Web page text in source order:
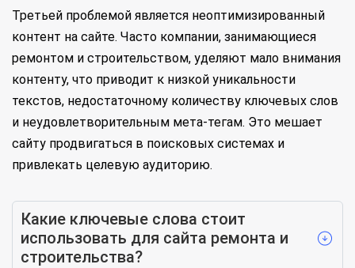
Третьей проблемой является неоптимизированный
контент на сайте. Часто компании, занимающиеся
ремонтом и строительством, уделяют мало внимания
контенту, что приводит к низкой уникальности
текстов, недостаточному количеству ключевых слов
и неудовлетворительным мета-тегам. Это мешает
сайту продвигаться в поисковых системах и
привлекать целевую аудиторию.
Какие ключевые слова стоит
использовать для сайта ремонта и
строительства?